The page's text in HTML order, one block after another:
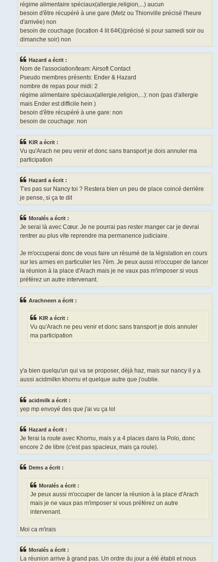
régime alimentaire spéciaux(allergie,religion,...) aucun
besoin d'être récupéré à une gare (Metz ou Thionville précisé l'heure
d'arrivée) non
besoin de couchage (location 4 lit 64€)(précisé si pour samedi soir ou
dimanche soir) non
Hazard a écrit :
Nom de l'association/team: Airsoft Contact
Pseudo membres présents: Ender & Hazard
nombre de repas pour midi: 2
régime alimentaire spéciaux(allergie,religion,...): non (pas d'allergie
mais Ender est difficile hein )
besoin d'être récupéré à une gare: non
besoin de couchage: non
KIR a écrit :
Vu qu'Arach ne peu venir et donc sans transport je dois annuler ma
participation
Hazard a écrit :
T'es pas sur Nancy toi ? Restera bien un peu de place coincé derrière
je pense, si ça te dit
Moralés a écrit :
Je serai là avec Cœur. Je ne pourrai pas rester manger car je devrai
rentrer au plus vite reprendre ma permanence judiciaire.
Je m'occuperai donc de vous faire un résumé de la législation en cours
sur les armes en particulier les 7èm. Je peux aussi m'occuper de lancer
la réunion à la place d'Arach mais je ne vaux pas m'imposer si vous
préférez un autre intervenant.
Arachneen a écrit :
KIR a écrit :
Vu qu'Arach ne peu venir et donc sans transport je dois annuler
ma participation
y'a bien quelqu'un qui va se proposer, déjà haz, mais sur nancy il y a
aussi acidmilkn khornu et quelque autre que j'oublie.
acidmilk a écrit :
yep mp envoyé des que j'ai vu ça lol
Hazard a écrit :
Je ferai la route avec Khornu, mais y a 4 places dans la Polo, donc
encore 2 de libre (c'est pas spacieux, mais ça roule).
Dems a écrit :
Moralés a écrit :
Je peux aussi m'occuper de lancer la réunion à la place d'Arach
mais je ne vaux pas m'imposer si vous préférez un autre
intervenant.
Moi ca m'irais
Moralés a écrit :
La réunion arrive à grand pas. Un ordre du jour a été établi et nous